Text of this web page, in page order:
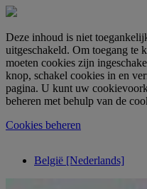
Deze inhoud is niet
uitgeschakeld. Om toegang te
moeten cookies zijn
knop, schakel cookies in en
pagina. U kunt uw
beheren met behulp van de
Cookies beheren
België [Nederlands]